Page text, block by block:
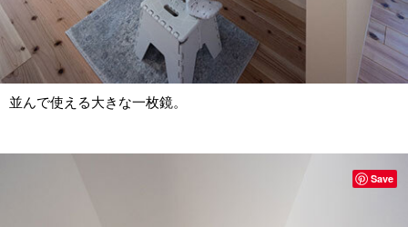
並んで使える大きな一枚鏡。
Save